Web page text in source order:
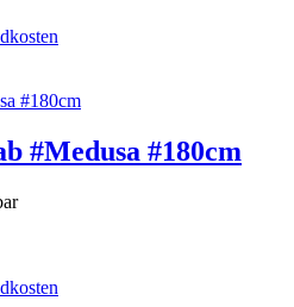
#Medusa #180cm